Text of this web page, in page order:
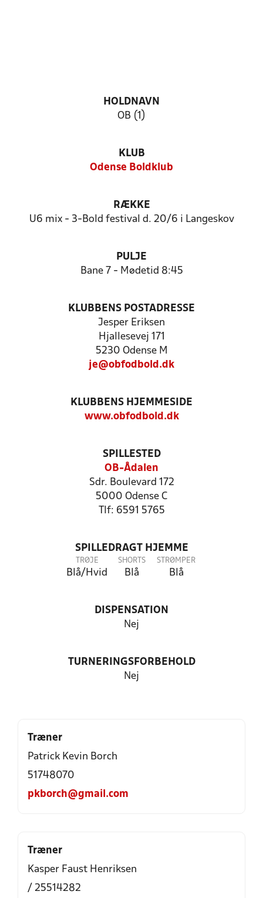
HOLDNAVN
OB (1)
KLUB
Odense Boldklub
RÆKKE
U6 mix - 3-Bold festival d. 20/6 i Langeskov
PULJE
Bane 7 - Mødetid 8:45
KLUBBENS POSTADRESSE
Jesper Eriksen
Hjallesevej 171
5230 Odense M
je@obfodbold.dk
KLUBBENS HJEMMESIDE
www.obfodbold.dk
SPILLESTED
OB-Ådalen
Sdr. Boulevard 172
5000 Odense C
Tlf: 6591 5765
SPILLEDRAGT HJEMME
TRØJE
Blå/Hvid
SHORTS
Blå
STRØMPER
Blå
DISPENSATION
Nej
TURNERINGSFORBEHOLD
Nej
Træner
Patrick Kevin Borch
51748070
pkborch@gmail.com
Træner
Kasper Faust Henriksen
/ 25514282